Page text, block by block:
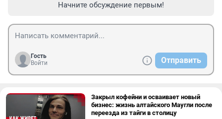
Начните обсуждение первым!
Гость
Войти
Отправить
Закрыл кофейни и осваивает новый
бизнес: жизнь алтайского Маугли после
переезда из тайги в столицу